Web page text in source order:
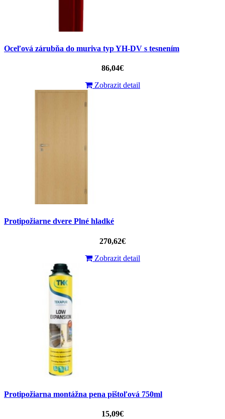
Oceľová zárubňa do muriva typ YH-DV s tesnením
86,04€
Zobrazit detail
Protipožiarne dvere Plné hladké
270,62€
Zobrazit detail
Protipožiarna montážna pena pištoľová 750ml
15,09€